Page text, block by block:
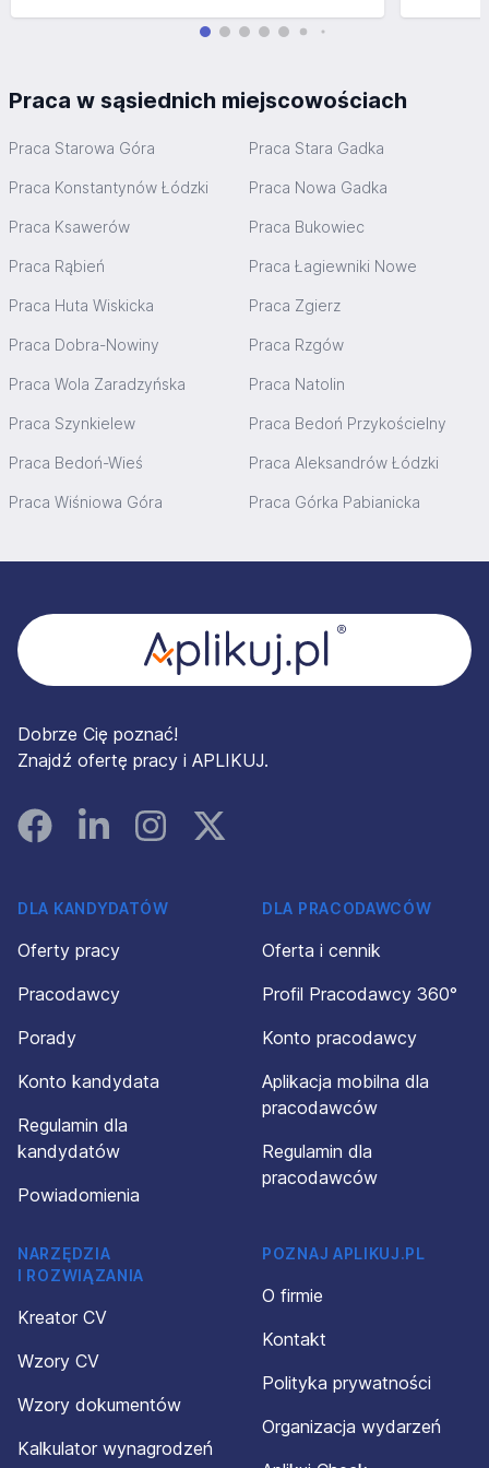
Praca w sąsiednich miejscowościach
Praca Starowa Góra Praca Stara Gadka
Praca Konstantynów Łódzki Praca Nowa Gadka
Praca Ksawerów Praca Bukowiec
Praca Rąbień Praca Łagiewniki Nowe
Praca Huta Wiskicka Praca Zgierz
Praca Dobra-Nowiny Praca Rzgów
Praca Wola Zaradzyńska Praca Natolin
Praca Szynkielew Praca Bedoń Przykościelny
Praca Bedoń-Wieś Praca Aleksandrów Łódzki
Praca Wiśniowa Góra Praca Górka Pabianicka
Dobrze Cię poznać!
Znajdź ofertę pracy i APLIKUJ.
FacebookLinked InInstagramInstagram
DLA KANDYDATÓW
Oferty pracy
Pracodawcy
Porady
Konto kandydata
Regulamin dla
kandydatów
Powiadomienia
DLA PRACODAWCÓW
Oferta i cennik
Profil Pracodawcy 360°
Konto pracodawcy
Aplikacja mobilna dla
pracodawców
Regulamin dla
pracodawców
NARZĘDZIA
I ROZWIĄZANIA
Kreator CV
Wzory CV
Wzory dokumentów
Kalkulator wynagrodzeń
POZNAJ APLIKUJ.PL
O firmie
Kontakt
Polityka prywatności
Organizacja wydarzeń